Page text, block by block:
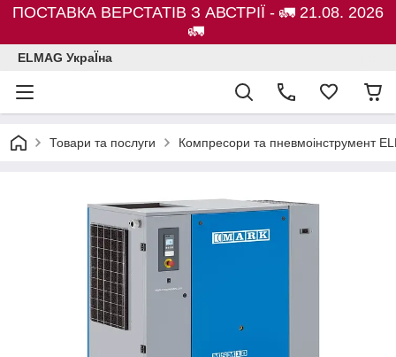
ПОСТАВКА ВЕРСТАТІВ З АВСТРІЇ - 🚛 21.08. 2026
🚛
ELMAG УкраЇна
Товари та послуги Компресори та пневмоінструмент